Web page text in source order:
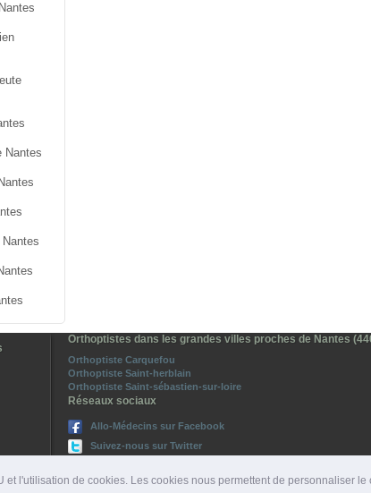
et l'utilisation de cookies. Les cookies nous permettent de personnaliser
Nantes
Orthoptistes dans les grandes villes proches de Nantes
Orthoptiste Carquefou
Orthoptiste Saint-herblain
Orthoptiste Saint-sébastien-sur-loire
Réseaux sociaux
Allo-Médecins sur Facebook
Suivez-nous sur Twitter